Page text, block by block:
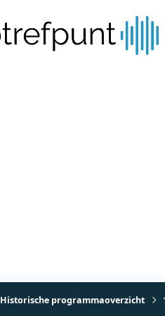
Historische programmaoverzicht